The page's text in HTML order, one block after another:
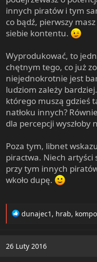
innych piratów i tym
co bądź, pierwszy
siebie kontentu.
Wyprodukować, to
chętnym tego, co już
niejednokrotnie jest
ludziom zależy
którego muszą gdzieś
natłoku innych?
dla percepcji wyszłoby
Poza tym, libnet
piractwa. Niech artyści
przy tym innych
wkoło dupę.
R
t
dunajec1 , hrab,
26 Luty 2016